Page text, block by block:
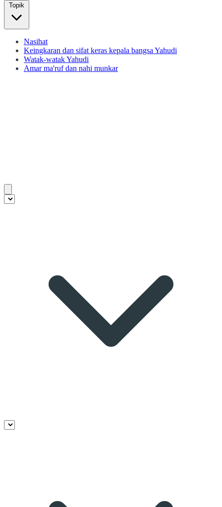
Topik
Nasihat
Keingkaran dan sifat keras kepala bangsa Yahudi
Watak-watak Yahudi
Amar ma'ruf dan nahi munkar